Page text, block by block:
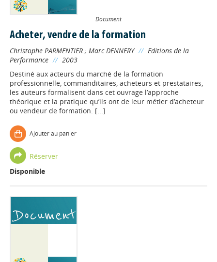
Document
Acheter, vendre de la formation
Christophe PARMENTIER ; Marc DENNERY // Editions de la
Performance // 2003
Destiné aux acteurs du marché de la formation
professionnelle, commanditaires, acheteurs et prestataires,
les auteurs formalisent dans cet ouvrage l’approche
théorique et la pratique qu’ils ont de leur métier d’acheteur
ou vendeur de formation. [...]
Ajouter au panier
Réserver
Disponible